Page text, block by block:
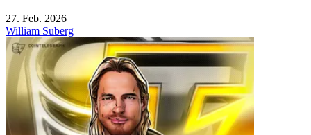
27. Feb. 2026
William Suberg